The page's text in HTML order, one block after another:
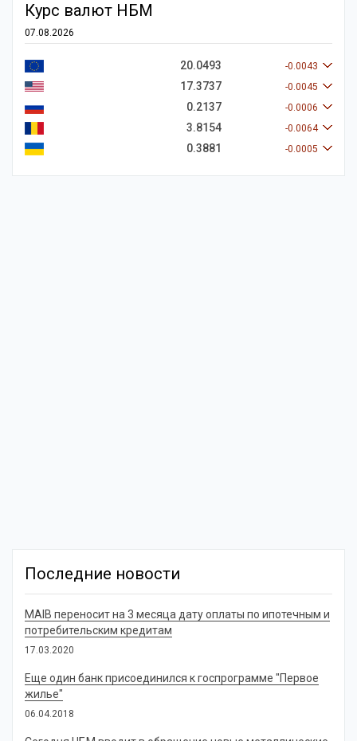
Курс валют НБМ
07.08.2026
20.0493 -0.0043
17.3737 -0.0045
0.2137 -0.0006
3.8154 -0.0064
0.3881 -0.0005
Последние новости
MAIB переносит на 3 месяца дату оплаты по ипотечным и
потребительским кредитам
17.03.2020
Еще один банк присоединился к госпрограмме "Первое
жилье"
06.04.2018